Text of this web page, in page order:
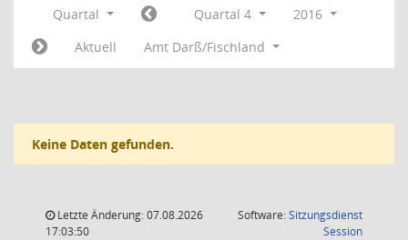
Quartal Quartal 4
2016
Aktuell
Amt Darß/Fischland
Keine Daten gefunden.
Letzte Änderung: 07.08.2026
17:03:50
Software:Sitzungsdienst
Session(Wird in